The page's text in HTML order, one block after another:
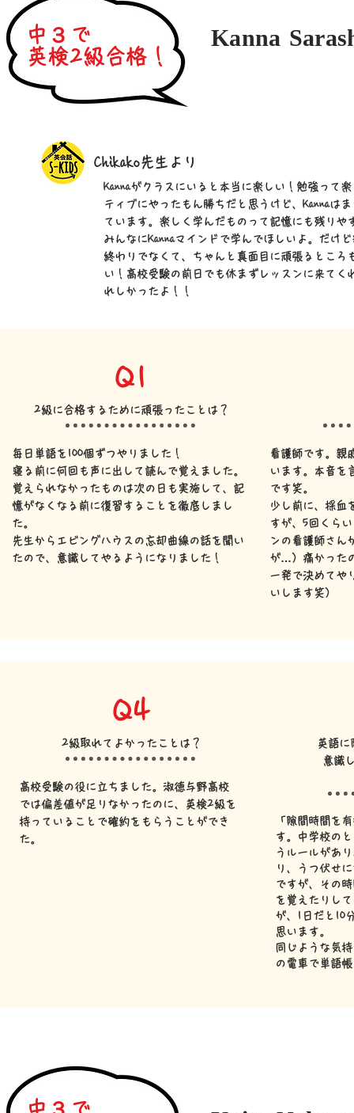
Kanna
中３で
英検2級合格！
Chikako先生より
Kannaがクラスにいると本当に楽しい！勉強って
ティブにやったもん勝ちだと思うけど、Kannaは
ています。楽しく学んだものって記憶にも残りや
みんなにKannaマインドで学んでほしいよ。だけ
終わりでなくて、ちゃんと真面目に頑張るところ
い！高校受験の前日でも休まずレッスンに来てく
れしかったよ！！
Q1
2級に合格するために頑張ったことは？
毎日単語を100個ずつやりました！
寝る前に何回も声に出して読んで覚えました。
覚えられなかったものは次の日も実施して、記
憶がなくなる前に復習することを徹底しまし
た。
​先生からエビングハウスの忘却曲線の話を聞い
たので、意識してやるようになりました！
看護師です。親
います。本音を
です笑。
少し前に、採血
すが、5回くら
ンの看護師さん
が…）痛かった
一発で決めてや
いします笑）
Q4
2級取れてよかったことは？
高校受験の役に立ちました。淑徳与野高校
では偏差値が足りなかったのに、英検2級を
持っていることで確約をもらうことができ
た。
英語に
意識
「隙間時間を
す。中学校の
うルールがあ
り、うつ伏せ
ですが、その
を覚えたりし
が、1日だと10
思います。
同じような気
の 電車で単語
中３で